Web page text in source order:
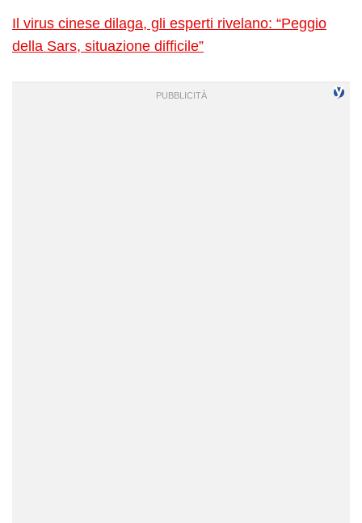
Il virus cinese dilaga, gli esperti rivelano: “Peggio
della Sars, situazione difficile”